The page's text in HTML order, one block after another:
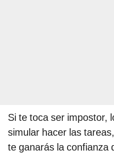
Si te toca ser impostor,
simular hacer las
te ganarás la confianza